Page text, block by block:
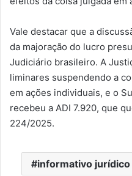
Vale destacar que a
da majoração do lucro
Judiciário brasileiro. A
liminares suspendendo a
em ações individuais, e o
recebeu a ADI 7.920, que
224/2025.
informativo jurídico